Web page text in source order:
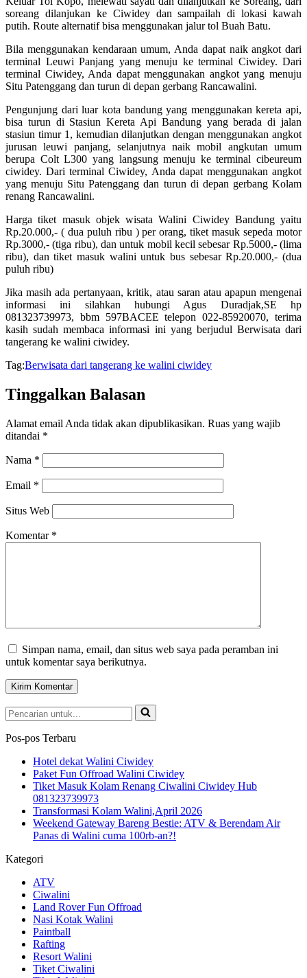
soreang dilanjukan ke Ciwidey dan sampailah di lokasi kawah
putih. Route alternatif bisa menggunakan jalur tol Buah Batu.
Bila menggunakan kendaraan umum, Anda dapat naik angkot dari
terminal Leuwi Panjang yang menuju ke terminal Ciwidey. Dari
terminal Ciwidey, Anda dapat menggunakan angkot yang menuju
Situ Patenggang dan turun di depan gerbang Rancawalini.
Pengunjung dari luar kota bandung yang menggunakan kereta api,
bisa turun di Stasiun Kereta Api Bandung yang berada di jalan
stasiun timur 1, kemudian dilanjutkan dengan menggunakan angkot
jurusan leuwi panjang, selanjutnya naik mobil angkutan umum
berupa Colt L300 yang langsung menuju ke terminal cibeureum
ciwidey. Dari terminal Ciwidey, Anda dapat menggunakan angkot
yang menuju Situ Patenggang dan turun di depan gerbang Kolam
renang Rancawalini.
Harga tiket masuk objek wisata Walini Ciwidey Bandung yaitu
Rp.20.000,- ( dua puluh ribu ) per orang, tiket masuk sepeda motor
Rp.3000,- (tiga ribu), dan untuk mobil kecil sebesar Rp.5000,- (lima
ribu), dan tiket masuk walini untuk bus sebesar Rp.20.000,- (dua
puluh ribu)
Jika masih ada pertanyaan, kritik, atau saran atau apapun mengenai
informasi ini silahkan hubungi Agus Duradjak,SE hp
081323739973, bbm 597BACEE telepon 022-85920070, terima
kasih sudah membaca informasi ini yang berjudul Berwisata dari
tangerang ke walini ciwidey.
Tag:Berwisata dari tangerang ke walini ciwidey
Tinggalkan Balasan
Alamat email Anda tidak akan dipublikasikan. Ruas yang wajib
ditandai *
Nama *
Email *
Situs Web
Komentar *
Simpan nama, email, dan situs web saya pada peramban ini
untuk komentar saya berikutnya.
Pencarian
untuk...
Pos-pos Terbaru
Hotel dekat Walini Ciwidey
Paket Fun Offroad Walini Ciwidey
Tiket Masuk Kolam Renang Ciwalini Ciwidey Hub
081323739973
Transformasi Kolam Walini,April 2026
Weekend Gateway Bareng Bestie: ATV & Berendam Air
Panas di Walini cuma 100rb-an?!
Kategori
ATV
Ciwalini
Land Rover Fun Offroad
Nasi Kotak Walini
Paintball
Rafting
Resort Walini
Tiket Ciwalini